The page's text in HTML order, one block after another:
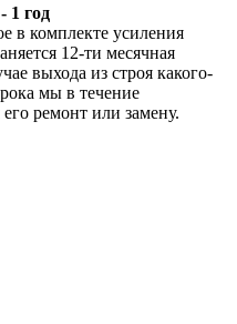
1 год
в комплекте усиления
12-ти месячная
выхода из строя какого-
мы в течение
ремонт или замену.